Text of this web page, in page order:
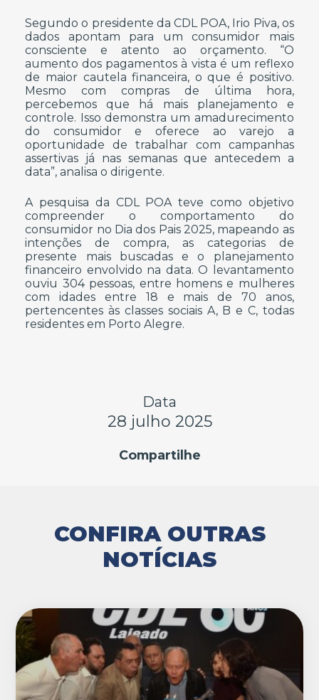
Segundo o presidente da CDL POA, Irio Piva, os
dados apontam para um consumidor mais
consciente e atento ao orçamento. “O
aumento dos pagamentos à vista é um reflexo
de maior cautela financeira, o que é positivo.
Mesmo com compras de última hora,
percebemos que há mais planejamento e
controle. Isso demonstra um amadurecimento
do consumidor e oferece ao varejo a
oportunidade de trabalhar com campanhas
assertivas já nas semanas que antecedem a
data”, analisa o dirigente.
A pesquisa da CDL POA teve como objetivo
compreender o comportamento do
consumidor no Dia dos Pais 2025, mapeando as
intenções de compra, as categorias de
presente mais buscadas e o planejamento
financeiro envolvido na data. O levantamento
ouviu 304 pessoas, entre homens e mulheres
com idades entre 18 e mais de 70 anos,
pertencentes às classes sociais A, B e C, todas
residentes em Porto Alegre.
Data
28 julho 2025
Compartilhe
CONFIRA OUTRAS
NOTÍCIAS